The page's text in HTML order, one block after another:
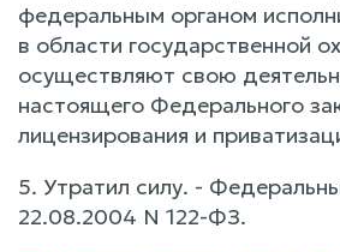
федеральным органом
в области государственной
осуществляют свою
настоящего Федерального
лицензирования и
5. Утратил силу. -
22.08.2004 N 122-ФЗ.